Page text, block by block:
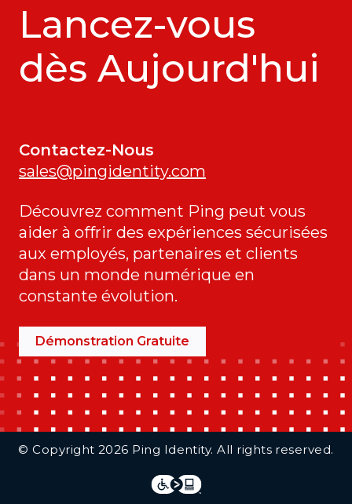
Lancez-vous
dès Aujourd'hui
Contactez-Nous
sales@pingidentity.com
Découvrez comment Ping peut vous
aider à offrir des expériences sécurisées
aux employés, partenaires et clients
dans un monde numérique en
constante évolution.
Démonstration Gratuite
© Copyright 2026 Ping Identity. All rights reserved.